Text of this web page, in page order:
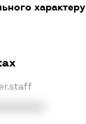
характеру